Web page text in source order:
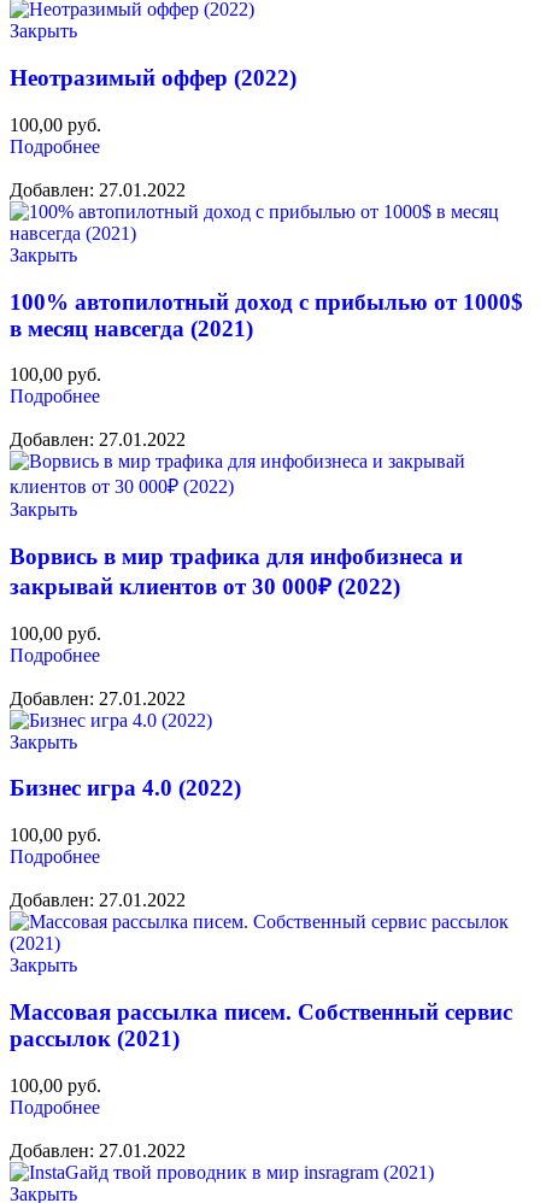
Закрыть
Неотразимый оффер (2022)
100,00 руб.
Подробнее
Добавлен: 27.01.2022
Закрыть
100% автопилотный доход с прибылью от 1000$
в месяц навсегда (2021)
100,00 руб.
Подробнее
Добавлен: 27.01.2022
Закрыть
Ворвись в мир трафика для инфобизнеса и
закрывай клиентов от 30 000₽ (2022)
100,00 руб.
Подробнее
Добавлен: 27.01.2022
Закрыть
Бизнес игра 4.0 (2022)
100,00 руб.
Подробнее
Добавлен: 27.01.2022
Закрыть
Массовая рассылка писем. Собственный сервис
рассылок (2021)
100,00 руб.
Подробнее
Добавлен: 27.01.2022
Закрыть